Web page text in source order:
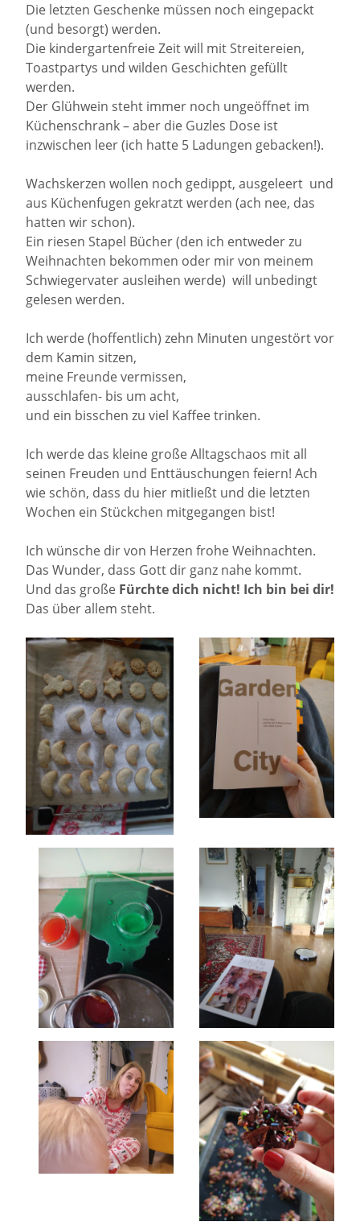
Die letzten Geschenke müssen noch eingepackt
(und besorgt) werden.
Die kindergartenfreie Zeit will mit Streitereien,
Toastpartys und wilden Geschichten gefüllt
werden.
Der Glühwein steht immer noch ungeöffnet im
Küchenschrank – aber die Guzles Dose ist
inzwischen leer (ich hatte 5 Ladungen gebacken!).
Wachskerzen wollen noch gedippt, ausgeleert und
aus Küchenfugen gekratzt werden (ach nee, das
hatten wir schon).
Ein riesen Stapel Bücher (den ich entweder zu
Weihnachten bekommen oder mir von meinem
Schwiegervater ausleihen werde) will unbedingt
gelesen werden.
Ich werde (hoffentlich) zehn Minuten ungestört vor
dem Kamin sitzen,
meine Freunde vermissen,
ausschlafen- bis um acht,
und ein bisschen zu viel Kaffee trinken.
Ich werde das kleine große Alltagschaos mit all
seinen Freuden und Enttäuschungen feiern! Ach
wie schön, dass du hier mitließt und die letzten
Wochen ein Stückchen mitgegangen bist!
Ich wünsche dir von Herzen frohe Weihnachten.
Das Wunder, dass Gott dir ganz nahe kommt.
Und das große Fürchte dich nicht! Ich bin bei dir!
Das über allem steht.